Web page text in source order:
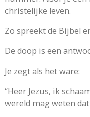
christelijke leven.
Zo spreekt de Bijbel
De doop is een
Je zegt als het ware:
“Heer Jezus, ik
wereld mag weten